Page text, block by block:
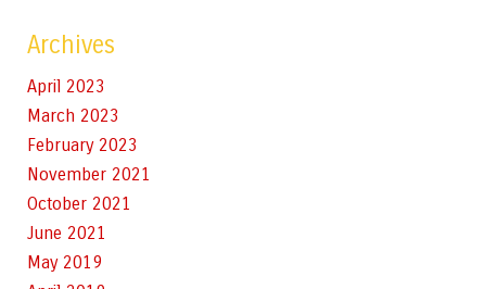
Archives
April 2023
March 2023
February 2023
November 2021
October 2021
June 2021
May 2019